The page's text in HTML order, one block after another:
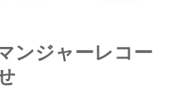
ンジャーレコー